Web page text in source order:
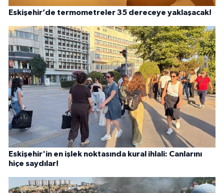
Eskişehir’de termometreler 35 dereceye yaklaşacak!
Eskişehir'in en işlek noktasında kural ihlali: Canlarını
hiçe saydılar!